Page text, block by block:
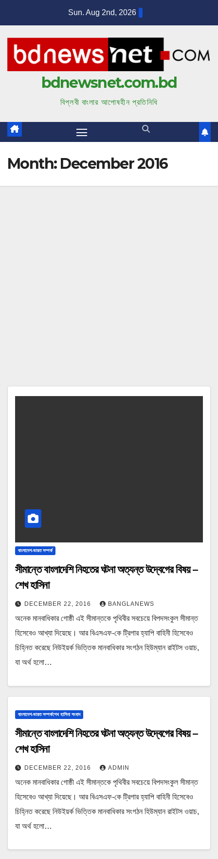
n
Sun. Aug 2nd, 2026
bdnewsnet.com.bd
বিপ্লবী বাংলার আপোষহীন প্রতিনিধি
Month: December 2016
বাংলাদেশ-ভারত সম্পর্ক
সীমান্তে বাংলাদেশি নিহতের ঘটনা অত্যন্ত উদ্বেগের বিষয় –
শেখ হাসিনা
DECEMBER 22, 2016 BANGLANEWS
অনেক মানবাধিকার গোষ্ঠী এই সীমান্তকে পৃথিবীর সবচেয়ে বিপদসংকুল সীমান্ত
হিসেবেও আখ্যা দিয়েছে। আর বিএসএফ-কে ট্রিগার হ্যাপি বাহিনী হিসেবেও
চিহ্নিত করেছে নিউইয়র্ক ভিত্তিক মানবাধিকার সংগঠন হিউম্যান রাইটস ওয়াচ,
যা অর্থ হলো…
বাংলাদেশ-ভারত সম্পর্কশেখ হাসিনা সংবাদ
সীমান্তে বাংলাদেশি নিহতের ঘটনা অত্যন্ত উদ্বেগের বিষয় –
শেখ হাসিনা
DECEMBER 22, 2016 ADMIN
অনেক মানবাধিকার গোষ্ঠী এই সীমান্তকে পৃথিবীর সবচেয়ে বিপদসংকুল সীমান্ত
হিসেবেও আখ্যা দিয়েছে। আর বিএসএফ-কে ট্রিগার হ্যাপি বাহিনী হিসেবেও
চিহ্নিত করেছে নিউইয়র্ক ভিত্তিক মানবাধিকার সংগঠন হিউম্যান রাইটস ওয়াচ,
যা অর্থ হলো…